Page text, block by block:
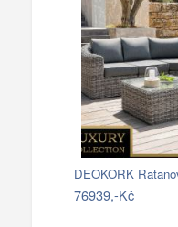
DEOKORK
76939,-Kč